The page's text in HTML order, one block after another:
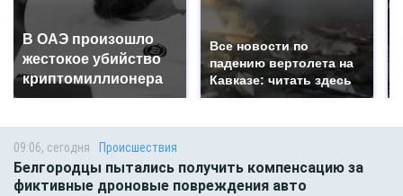
В ОАЭ произошло
жестокое убийство
криптомиллионера
Все новости по
падению вертолета на
Кавказе: читать здесь
09:06, сегодня Происшествия
Белгородцы пытались получить компенсацию за
фиктивные дроновые повреждения авто